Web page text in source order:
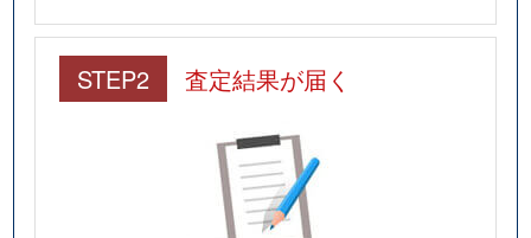
STEP2 査定結果が届く